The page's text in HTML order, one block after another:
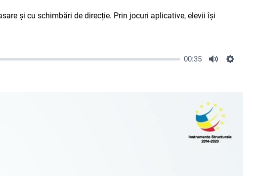
și cu schimbări de direcție. Prin jocuri aplicative, elevii își
00:35